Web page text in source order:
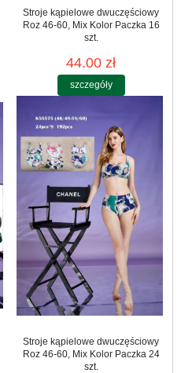
Stroje kąpielowe dwuczęściowy
Roz 46-60, Mix Kolor Paczka 16
szt.
44.00 zł
szczegóły
Stroje kąpielowe dwuczęściowy
Roz 46-60, Mix Kolor Paczka 24
szt.